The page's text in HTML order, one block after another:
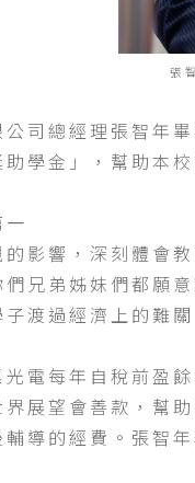
張
司總經理張智年
學金」，幫助本
影響，深刻體會
兄弟姊妹們都願
渡過經濟上的難
電每年自稅前盈
展望會善款，幫
導的經費。張智